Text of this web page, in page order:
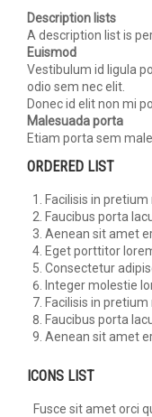
Description lists
A description list is
Euismod
Vestibulum id ligula
odio sem nec elit.
Donec id elit non mi
Malesuada porta
Etiam porta sem
ORDERED LIST
Facilisis in
Faucibus porta
Aenean sit amet
Eget porttitor
Consectetur
Integer molestie
Facilisis in
Faucibus porta
Aenean sit amet
ICONS LIST
Fusce sit amet orci